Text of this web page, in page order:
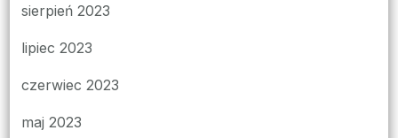
sierpień 2023
lipiec 2023
czerwiec 2023
maj 2023